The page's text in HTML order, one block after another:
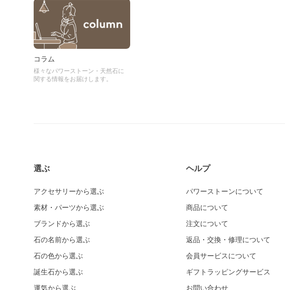
コラム
様々なパワーストーン・天然石に
関する情報をお届けします。
選ぶ
アクセサリーから選ぶ
素材・パーツから選ぶ
ブランドから選ぶ
石の名前から選ぶ
石の色から選ぶ
誕生石から選ぶ
運気から選ぶ
ヘルプ
パワーストーンについて
商品について
注文について
返品・交換・修理について
会員サービスについて
ギフトラッピングサービス
お問い合わせ